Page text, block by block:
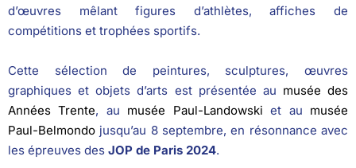
d’œuvres mêlant figures d’athlètes, affiches de
compétitions et trophées sportifs.
Cette sélection de peintures, sculptures, œuvres
graphiques et objets d’arts est présentée au musée des
Années Trente, au musée Paul-Landowski et au musée
Paul-Belmondo jusqu’au 8 septembre, en résonnance avec
les épreuves des JOP de Paris 2024.